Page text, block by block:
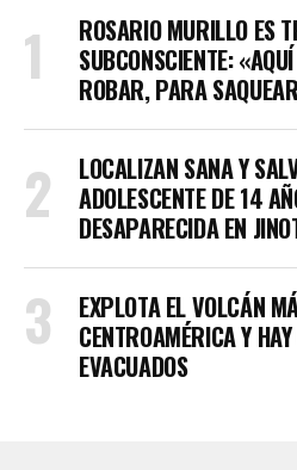
ROSARIO MURILLO ES
SUBCONSCIENTE:
ROBAR, PARA
LOCALIZAN SANA Y
ADOLESCENTE DE 14
DESAPARECIDA EN
EXPLOTA EL VOLCÁN
CENTROAMÉRICA Y
EVACUADOS